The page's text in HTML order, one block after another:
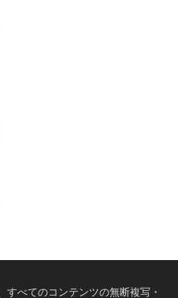
べてのコンテンツの無断複写・